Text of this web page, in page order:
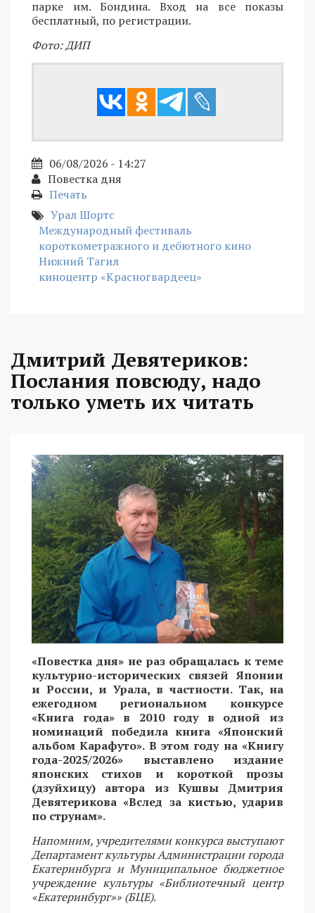
парке им. Бондина. Вход на все показы
бесплатный, по регистрации.
Фото: ДИП
06/08/2026 - 14:27
Повестка дня
Печать
Урал Шортс
Международный фестиваль
короткометражного и дебютного кино
Нижний Тагил
киноцентр «Красногвардеец»
Дмитрий Девятериков:
Послания повсюду, надо
только уметь их читать
«Повестка дня» не раз обращалась к теме
культурно-исторических связей Японии
и России, и Урала, в частности. Так, на
ежегодном региональном конкурсе
«Книга года» в 2010 году в одной из
номинаций победила книга «Японский
альбом Карафуто». В этом году на «Книгу
года-2025/2026» выставлено издание
японских стихов и короткой прозы
(дзуйхицу) автора из Кушвы Дмитрия
Девятерикова «Вслед за кистью, ударив
по струнам».
Напомним, учредителями конкурса выступают
Департамент культуры Администрации города
Екатеринбурга и Муниципальное бюджетное
учреждение культуры «Библиотечный центр
«Екатеринбург»» (БЦЕ).